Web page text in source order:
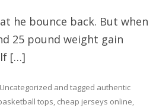
he bounce back. But when
25 pound weight gain
[…]
Uncategorized and tagged authentic
tops, cheap jerseys online,